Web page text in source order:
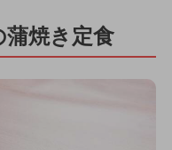
焼き定食